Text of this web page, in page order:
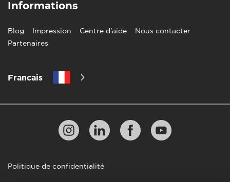
Informations
Blog Impression Centre d'aide
Nous contacter
Partenaires
Francais
Politique de confidentialité